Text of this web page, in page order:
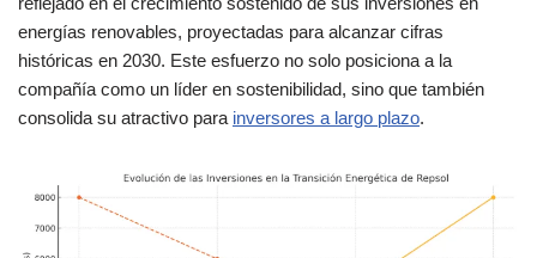
energías renovables, proyectadas para alcanzar cifras
históricas en 2030. Este esfuerzo no solo posiciona a la
compañía como un líder en sostenibilidad, sino que también
consolida su atractivo para inversores a largo plazo.